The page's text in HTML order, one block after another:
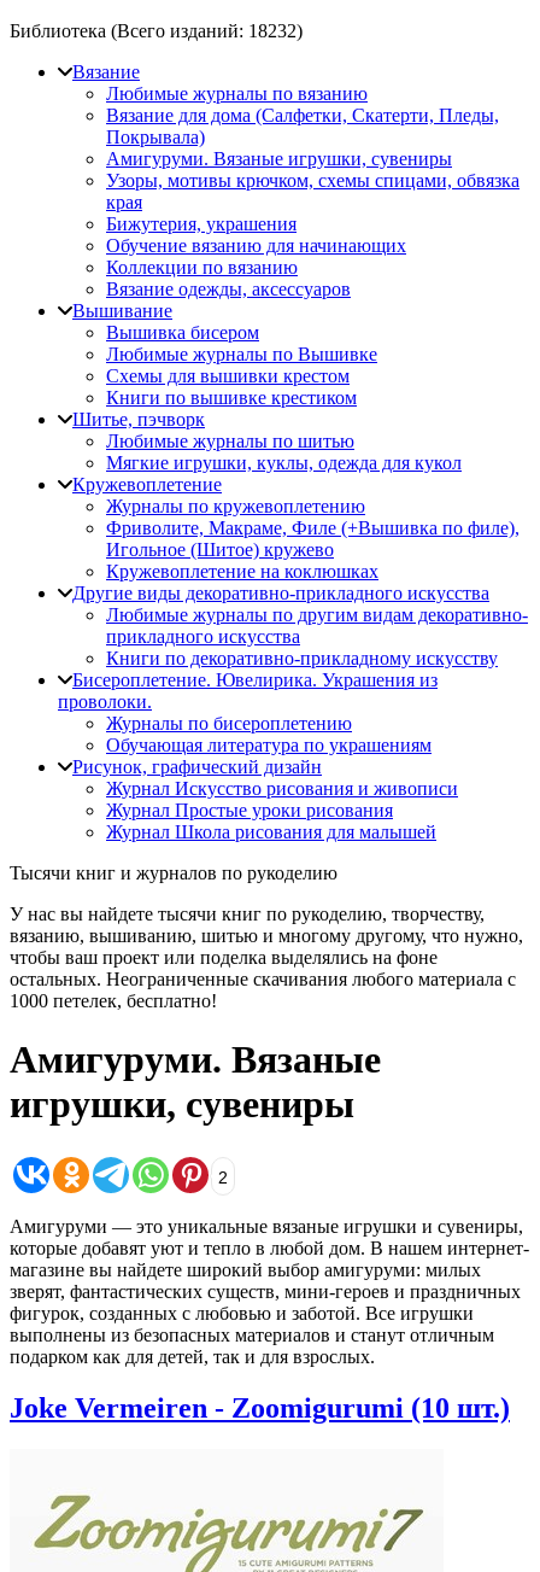
Библиотека (Всего изданий: 18232)
Вязание
Любимые журналы по вязанию
Вязание для дома (Салфетки, Скатерти, Пледы,
Покрывала)
Амигуруми. Вязаные игрушки, сувениры
Узоры, мотивы крючком, схемы спицами, обвязка
края
Бижутерия, украшения
Обучение вязанию для начинающих
Коллекции по вязанию
Вязание одежды, аксессуаров
Вышивание
Вышивка бисером
Любимые журналы по Вышивке
Схемы для вышивки крестом
Книги по вышивке крестиком
Шитье, пэчворк
Любимые журналы по шитью
Мягкие игрушки, куклы, одежда для кукол
Кружевоплетение
Журналы по кружевоплетению
Фриволите, Макраме, Филе (+Вышивка по филе),
Игольное (Шитое) кружево
Кружевоплетение на коклюшках
Другие виды декоративно-прикладного искусства
Любимые журналы по другим видам декоративно-
прикладного искусства
Книги по декоративно-прикладному искусству
Бисероплетение. Ювелирика. Украшения из
проволоки.
Журналы по бисероплетению
Обучающая литература по украшениям
Рисунок, графический дизайн
Журнал Искусство рисования и живописи
Журнал Простые уроки рисования
Журнал Школа рисования для малышей
Тысячи книг и журналов по рукоделию
У нас вы найдете тысячи книг по рукоделию, творчеству,
вязанию, вышиванию, шитью и многому другому, что нужно,
чтобы ваш проект или поделка выделялись на фоне
остальных. Неограниченные скачивания любого материала с
1000 петелек, бесплатно!
Амигуруми. Вязаные
игрушки, сувениры
2
Амигуруми — это уникальные вязаные игрушки и сувениры,
которые добавят уют и тепло в любой дом. В нашем интернет-
магазине вы найдете широкий выбор амигуруми: милых
зверят, фантастических существ, мини-героев и праздничных
фигурок, созданных с любовью и заботой. Все игрушки
выполнены из безопасных материалов и станут отличным
подарком как для детей, так и для взрослых.
Joke Vermeiren - Zoomigurumi (10 шт.)
0
0
0